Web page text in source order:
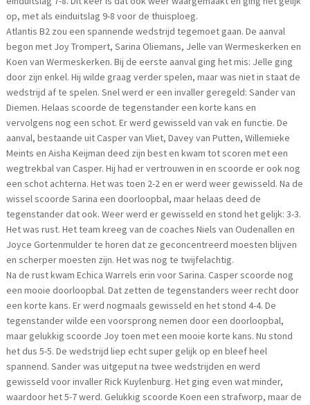
op, met als einduitslag 9-8 voor de thuisploeg.
Atlantis B2 zou een spannende wedstrijd tegemoet gaan. De aanval
begon met Joy Trompert, Sarina Oliemans, Jelle van Wermeskerken en
Koen van Wermeskerken. Bij de eerste aanval ging het mis: Jelle ging
door zijn enkel. Hij wilde graag verder spelen, maar was niet in staat de
wedstrijd af te spelen. Snel werd er een invaller geregeld: Sander van
Diemen. Helaas scoorde de tegenstander een korte kans en
vervolgens nog een schot. Er werd gewisseld van vak en functie. De
aanval, bestaande uit Casper van Vliet, Davey van Putten, Willemieke
Meints en Aisha Keijman deed zijn best en kwam tot scoren met een
wegtrekbal van Casper. Hij had er vertrouwen in en scoorde er ook nog
een schot achterna. Het was toen 2-2 en er werd weer gewisseld. Na de
wissel scoorde Sarina een doorloopbal, maar helaas deed de
tegenstander dat ook. Weer werd er gewisseld en stond het gelijk: 3-3.
Het was rust. Het team kreeg van de coaches Niels van Oudenallen en
Joyce Gortenmulder te horen dat ze geconcentreerd moesten blijven
en scherper moesten zijn. Het was nog te twijfelachtig.
Na de rust kwam Echica Warrels erin voor Sarina. Casper scoorde nog
een mooie doorloopbal. Dat zetten de tegenstanders weer recht door
een korte kans. Er werd nogmaals gewisseld en het stond 4-4. De
tegenstander wilde een voorsprong nemen door een doorloopbal,
maar gelukkig scoorde Joy toen met een mooie korte kans. Nu stond
het dus 5-5. De wedstrijd liep echt super gelijk op en bleef heel
spannend. Sander was uitgeput na twee wedstrijden en werd
gewisseld voor invaller Rick Kuylenburg. Het ging even wat minder,
waardoor het 5-7 werd. Gelukkig scoorde Koen een strafworp, maar de